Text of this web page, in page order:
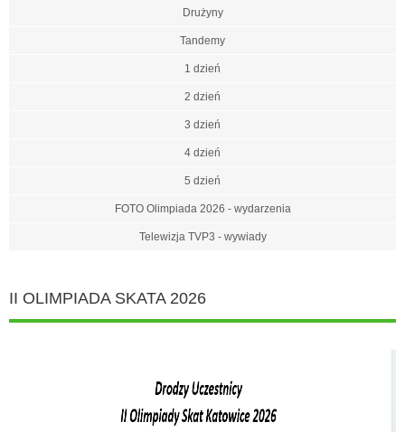
Drużyny
Tandemy
1 dzień
2 dzień
3 dzień
4 dzień
5 dzień
FOTO Olimpiada 2026 - wydarzenia
Telewizja TVP3 - wywiady
II OLIMPIADA SKATA 2026